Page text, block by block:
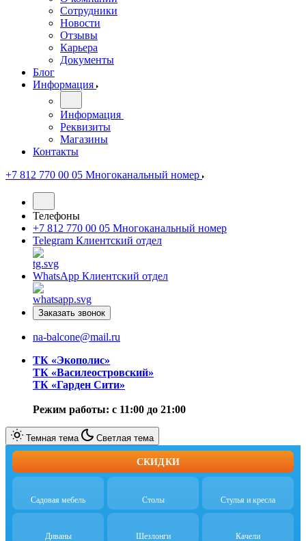
Сотрудники
Новости
Отзывы
Карьера
Документы
Блог
Информация
Информация
Реквизиты
Магазины
Контакты
+7 812 770 00 05 Многоканальный номер
Телефоны
+7 812 770 00 05 Многоканальный номер
Telegram Клиентский отдел
WhatsApp Клиентский отдел
Заказать звонок
na-balcone@mail.ru
ТК «Экополис»
ТК «Василеостровский»
ТК «Гарден Сити»
Режим работы: с 11:00 до 21:00
Темная тема Светлая тема
СКИДКИ
Садовая мебель Столы Стулья и кресла
Диваны Шезлонги Качели